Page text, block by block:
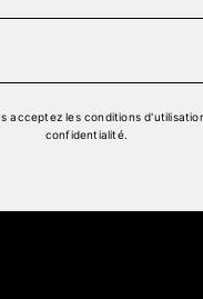
acceptezles conditions
confidentialité.